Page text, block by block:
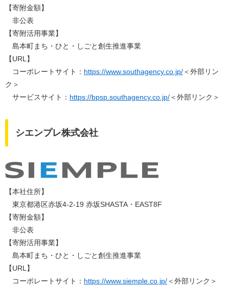
【寄附金額】
非公表
【寄附活用事業】
島本町まち・ひと・しごと創生推進事業​
​【URL】
コーポレートサイト： https://www.southagency.co.jp/＜外部リン
ク＞
サービスサイト： https://bpsp.southagency.co.jp/＜外部リンク＞
シエンプレ株式会社
【本社住所】
東京都港区赤坂4-2-19 赤坂SHASTA・EAST8F
【寄附金額】
非公表
【寄附活用事業】
島本町まち・ひと・しごと創生推進事業​
​【URL】
コーポレートサイト： https://www.siemple.co.jp/＜外部リンク＞